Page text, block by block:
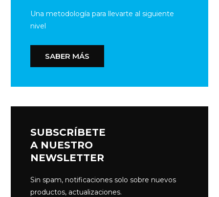
Una metodología para llevarte al siguiente
nivel
SABER MÁS
SUBSCRÍBETE
A NUESTRO
NEWSLETTER
Sin spam, notificaciones solo sobre nuevos
productos, actualizaciones.